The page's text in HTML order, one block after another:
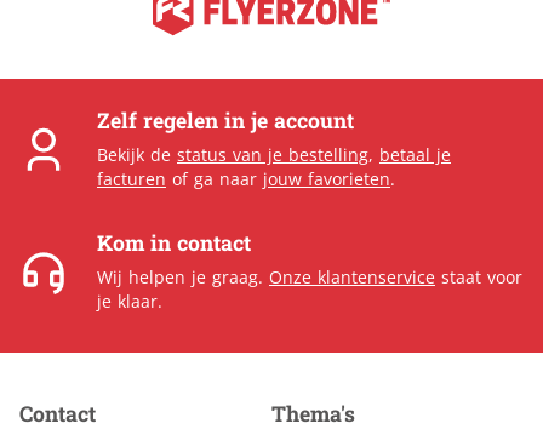
Zelf regelen in je account
Bekijk de status van je bestelling, betaal je
facturen of ga naar jouw favorieten.
Kom in contact
Wij helpen je graag. Onze klantenservice staat voor
je klaar.
Contact Thema's